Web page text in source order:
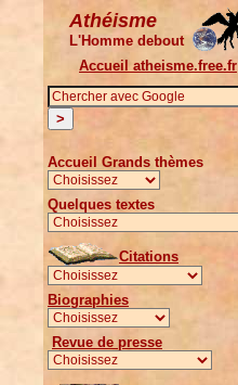
Athéisme
L'Homme debout
Accueil atheisme.free.fr
Accueil Grands thèmes
Quelques textes
Citations
Biographies
Revue de presse